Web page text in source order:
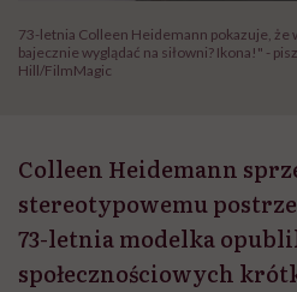
73-letnia Colleen Heidemann pokazuje, że
bajecznie wyglądać na siłowni? Ikona!" -
Hill/FilmMagic
Colleen Heidemann
stereotypowemu
73-letnia modelka
społecznościowych